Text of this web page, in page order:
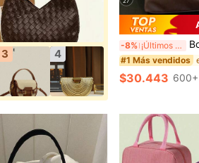
3 4
-8% ¡Últimos 3 días Bolso de hombro
#1 Más vendidos
$30.443